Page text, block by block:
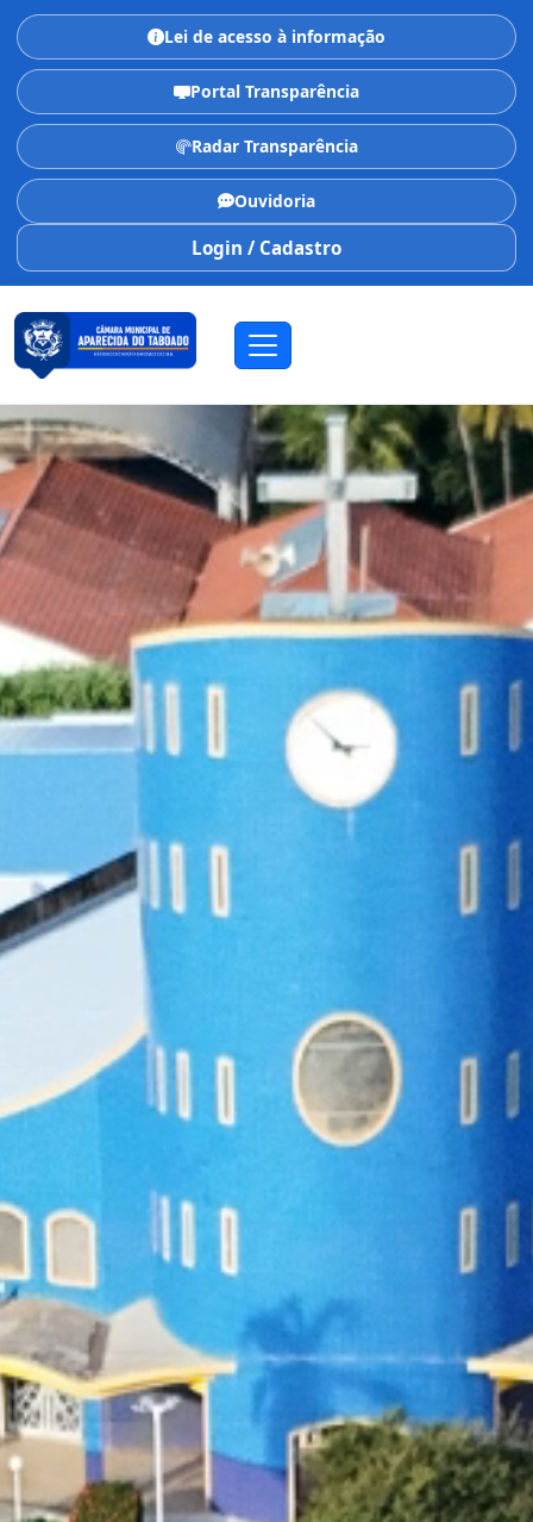
Lei de acesso à informação
Portal Transparência
Radar Transparência
Ouvidoria
Login / Cadastro
CÂMARA MUNICIPAL
Aparecida do Taboado